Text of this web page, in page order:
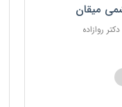
میقان
روازاده